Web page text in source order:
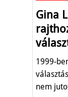
Gina
1999-
nem